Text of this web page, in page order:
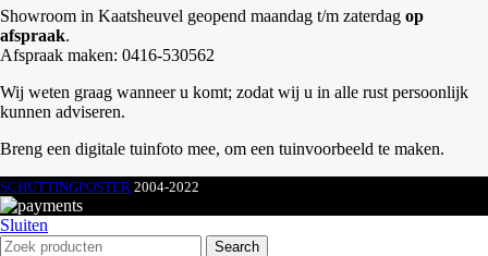
Showroom in Kaatsheuvel geopend maandag t/m zaterdag op
afspraak.
Afspraak maken: 0416-530562
Wij weten graag wanneer u komt; zodat wij u in alle rust persoonlijk
kunnen adviseren.
Breng een digitale tuinfoto mee, om een tuinvoorbeeld te maken.
SCHUTTINGPOSTER 2004-2022
Sluiten
Search